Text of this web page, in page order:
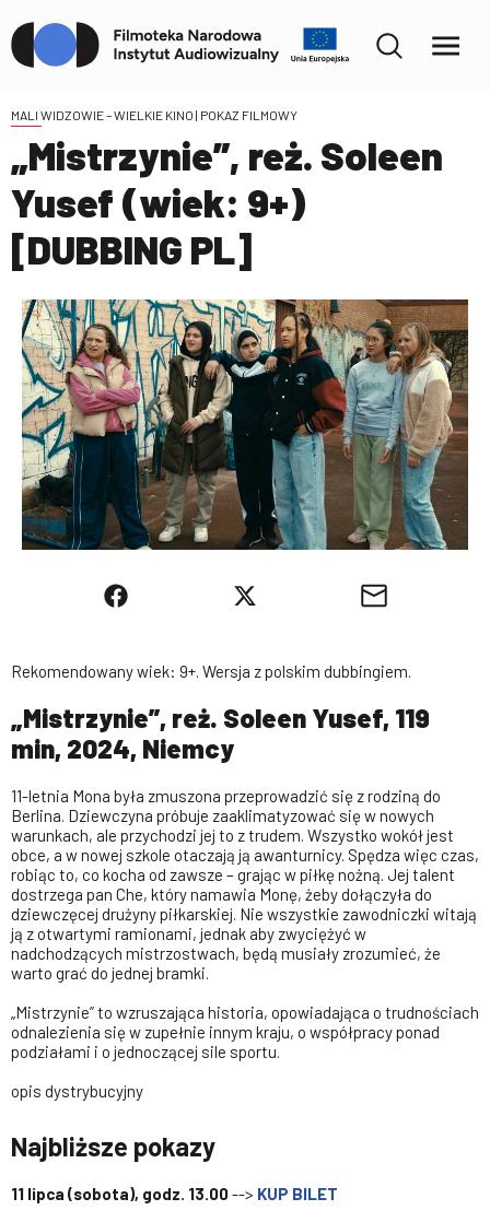
MALI WIDZOWIE – WIELKIE KINO | POKAZ FILMOWY
„Mistrzynie”, reż. Soleen
Yusef (wiek: 9+)
[DUBBING PL]
Rekomendowany wiek: 9+. Wersja z polskim dubbingiem.
„Mistrzynie”, reż. Soleen Yusef, 119
min, 2024, Niemcy
11-letnia Mona była zmuszona przeprowadzić się z rodziną do
Berlina. Dziewczyna próbuje zaaklimatyzować się w nowych
warunkach, ale przychodzi jej to z trudem. Wszystko wokół jest
obce, a w nowej szkole otaczają ją awanturnicy. Spędza więc czas,
robiąc to, co kocha od zawsze – grając w piłkę nożną. Jej talent
dostrzega pan Che, który namawia Monę, żeby dołączyła do
dziewczęcej drużyny piłkarskiej. Nie wszystkie zawodniczki witają
ją z otwartymi ramionami, jednak aby zwyciężyć w
nadchodzących mistrzostwach, będą musiały zrozumieć, że
warto grać do jednej bramki.
„Mistrzynie” to wzruszająca historia, opowiadająca o trudnościach
odnalezienia się w zupełnie innym kraju, o współpracy ponad
podziałami i o jednoczącej sile sportu.
opis dystrybucyjny
Najbliższe pokazy
11 lipca (sobota), godz. 13.00--> KUP BILET